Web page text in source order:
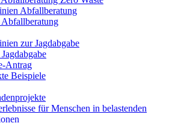
Abfallberatung
zur Jagdabgabe
Antrag
Beispiele
für Menschen in belastenden